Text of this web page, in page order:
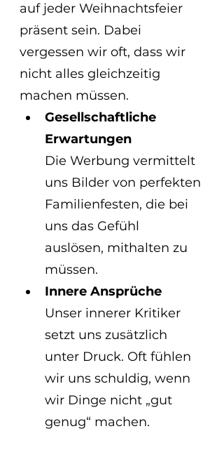
auf jeder Weihnachtsfeier
präsent sein. Dabei
vergessen wir oft, dass wir
nicht alles gleichzeitig
machen müssen.
Gesellschaftliche
Erwartungen
Die Werbung vermittelt
uns Bilder von perfekten
Familienfesten, die bei
uns das Gefühl
auslösen, mithalten zu
müssen.
Innere Ansprüche
Unser innerer Kritiker
setzt uns zusätzlich
unter Druck. Oft fühlen
wir uns schuldig, wenn
wir Dinge nicht „gut
genug“ machen.